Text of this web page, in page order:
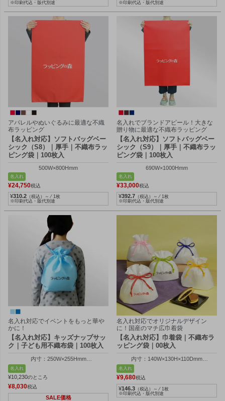
※印刷代込・版代別途
※印刷代込・版代別途
アパレルやぬいぐるみに最適な不織
布ラッピング
【名入れ対応】ソフトバッグベー
シック（S8）｜厚手｜不織布ラッ
ピング袋｜100枚入
500W×800Hmm
名入れ
¥24,750税込
¥310.2 （税込）～ ⁄ 1枚
※印刷代込・版代別途
名入れでブランドアピール！大きな
贈り物に最適な不織布ラッピング
【名入れ対応】ソフトバッグベー
シック（S9）｜厚手｜不織布ラッ
ピング袋｜100枚入
690W×1000Hmm
名入れ
¥33,000税込
¥392.7 （税込）～ ⁄ 1枚
※印刷代込・版代別途
名入れ対応でイベントをもっと華や
かに！
【名入れ対応】キッズナップサッ
ク｜子ども用不織布袋｜100枚入
内寸：250W×255Hmm
名入れ
¥10,230のところ
¥8,030税込
SALE価格
名入れ対応でオリジナルデザイン
に！国産のマチ広巾着袋
【名入れ対応】巾着袋｜不織布ラ
ッピング袋｜00枚入
内寸：140W×130H×110Dmm
外寸：140W×205H×110Dmm
名入れ
¥9,680税込
¥146.3 （税込）～ ⁄ 1枚
※印刷代込・版代別途